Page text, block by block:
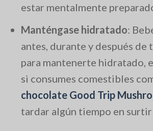
estar mentalmente
Manténgase hidratado:
antes, durante y después de
para mantenerte hidratado,
si consumes comestibles
chocolate Good Trip
tardar algún tiempo en